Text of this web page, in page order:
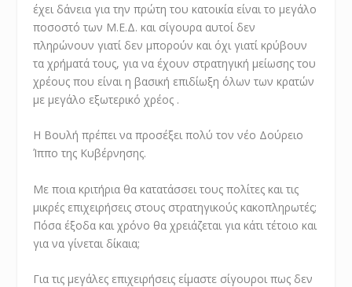
έχει δάνεια για την πρώτη του κατοικία είναι το μεγάλο
ποσοστό των Μ.Ε.Δ. και σίγουρα αυτοί δεν
πληρώνουν γιατί δεν μπορούν και όχι γιατί κρύβουν
τα χρήματά τους, για να έχουν στρατηγική μείωσης του
χρέους που είναι η βασική επιδίωξη όλων των κρατών
με μεγάλο εξωτερικό χρέος .
Η Βουλή πρέπει να προσέξει πολύ τον νέο Δούρειο
Ίππο της Κυβέρνησης.
Με ποια κριτήρια θα κατατάσσει τους πολίτες και τις
μικρές επιχειρήσεις στους στρατηγικούς κακοπληρωτές;
Πόσα έξοδα και χρόνο θα χρειάζεται για κάτι τέτοιο και
για να γίνεται δίκαια;
Για τις μεγάλες επιχειρήσεις είμαστε σίγουροι πως δεν